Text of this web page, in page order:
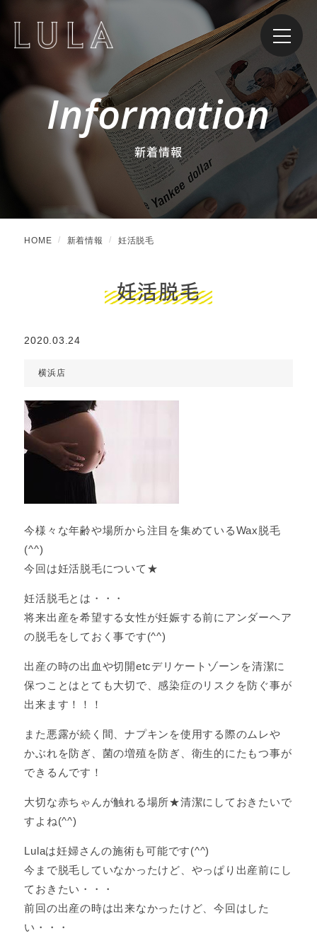
Information
新着情報
HOME 新着情報 妊活脱毛
妊活脱毛
2020.03.24
横浜店
今様々な年齢や場所から注目を集めているWax脱毛
(^^)
今回は妊活脱毛について★
妊活脱毛とは・・・
将来出産を希望する女性が妊娠する前にアンダーヘア
の脱毛をしておく事です(^^)
出産の時の出血や切開etcデリケートゾーンを清潔に
保つことはとても大切で、感染症のリスクを防ぐ事が
出来ます！！！
また悪露が続く間、ナプキンを使用する際のムレや
かぶれを防ぎ、菌の増殖を防ぎ、衛生的にたもつ事が
できるんです！
大切な赤ちゃんが触れる場所★清潔にしておきたいで
すよね(^^)
Lulaは妊婦さんの施術も可能です(^^)
今まで脱毛していなかったけど、やっぱり出産前にし
ておきたい・・・
前回の出産の時は出来なかったけど、今回はした
い・・・